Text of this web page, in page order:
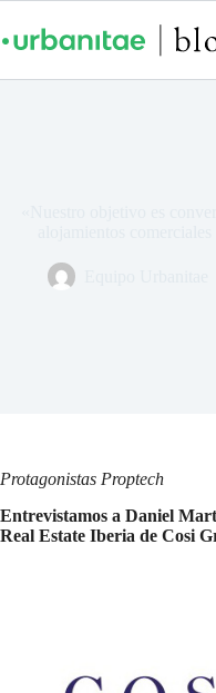
Protagonistas Proptech
Entrevistamos a Daniel
Real Estate Iberia de Cosi